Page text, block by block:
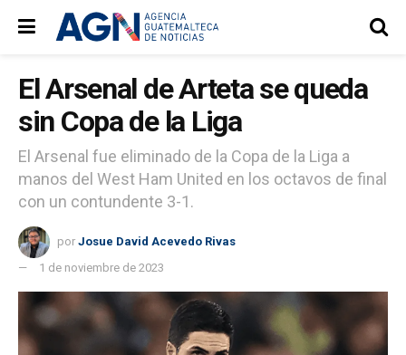
El Arsenal de Arteta se queda
sin Copa de la Liga
El Arsenal fue eliminado de la Copa de la Liga a
manos del West Ham United en los octavos de final
con un contundente 3-1.
por Josue David Acevedo Rivas
1 de noviembre de 2023